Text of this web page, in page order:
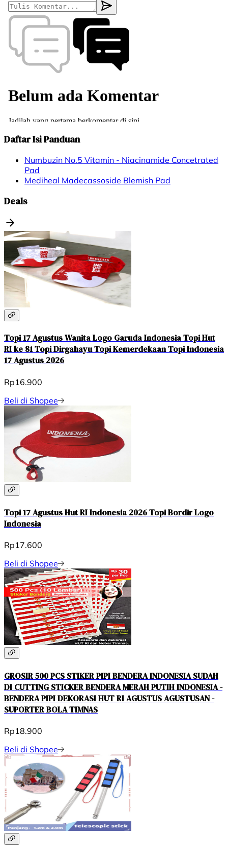
Daftar Isi Panduan
Numbuzin No.5 Vitamin - Niacinamide Concetrated
Pad
Mediheal Madecassoside Blemish Pad
Deals
Topi 17 Agustus Wanita Logo Garuda Indonesia Topi Hut
RI ke 81 Topi Dirgahayu Topi Kemerdekaan Topi Indonesia
17 Agustus 2026
Rp16.900
Beli di Shopee
Topi 17 Agustus Hut RI Indonesia 2026 Topi Bordir Logo
Indonesia
Rp17.600
Beli di Shopee
GROSIR 500 PCS STIKER PIPI BENDERA INDONESIA SUDAH
DI CUTTING STICKER BENDERA MERAH PUTIH INDONESIA -
BENDERA PIPI DEKORASI HUT RI AGUSTUS AGUSTUSAN -
SUPORTER BOLA TIMNAS
Rp18.900
Beli di Shopee